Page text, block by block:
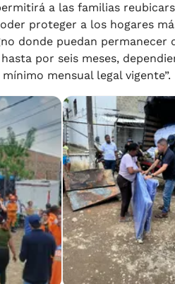
a las familias
proteger a los hogares
donde puedan permanecer
por seis meses,
mensual legal vigente”.